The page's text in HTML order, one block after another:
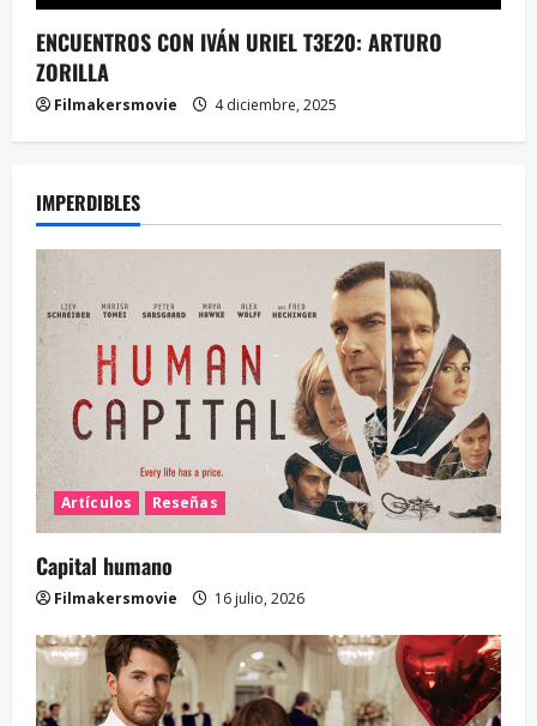
ENCUENTROS CON IVÁN URIEL T3E20: ARTURO
ZORILLA
Filmakersmovie 4 diciembre, 2025
IMPERDIBLES
Artículos Reseñas
Capital humano
Filmakersmovie 16 julio, 2026